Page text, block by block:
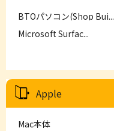
BTOパソコン(Shop Bui...
Microsoft Surfac...
Apple
Mac本体